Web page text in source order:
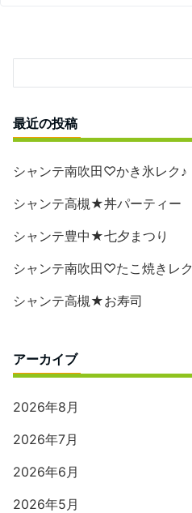
最近の投稿
シャンテ南吹田♡かき氷レク♪
シャンテ高槻★丼パーティー
シャンテ豊中★七夕まつり
シャンテ南吹田♡たこ焼きレク
シャンテ高槻★お寿司
アーカイブ
2026年8月
2026年7月
2026年6月
2026年5月